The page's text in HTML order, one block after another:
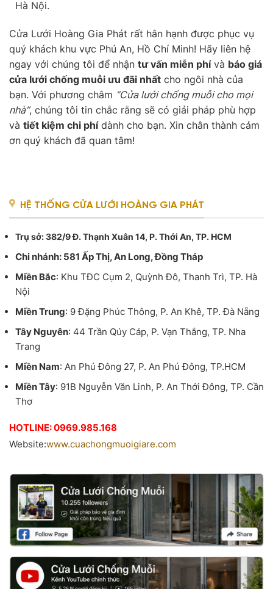
Hà Nội.
Cửa Lưới Hoàng Gia Phát rất hân hạnh được phục vụ
quý khách khu vực Phú An, Hồ Chí Minh! Hãy liên hệ
ngay với chúng tôi để nhận tư vấn miễn phívà báo giá
cửa lưới chống muỗi ưu đãi nhất cho ngôi nhà của
bạn. Với phương châm “Cửa lưới chống muỗi cho mọi
nhà”, chúng tôi tin chắc rằng sẽ có giải pháp phù hợp
và tiết kiệm chi phídành cho bạn. Xin chân thành cảm
ơn quý khách đã quan tâm!
HỆ THỐNG CỬA LƯỚI HOÀNG GIA PHÁT
Trụ sở: 382/9 Đ. Thạnh Xuân 14, P. Thới An, TP. HCM
Chi nhánh: 581 Ấp Thị, An Long, Đồng Tháp
Miền Bắc: Khu TĐC Cụm 2, Quỳnh Đô, Thanh Trì, TP. Hà
Nội
Miền Trung: 9 Đặng Phúc Thông, P. An Khê, TP. Đà Nẵng
Tây Nguyên: 44 Trần Qúy Cáp, P. Vạn Thắng, TP. Nha
Trang
Miền Nam: An Phú Đông 27, P. An Phú Đông, TP.HCM
Miền Tây: 91B Nguyễn Văn Linh, P. An Thới Đông, TP. Cần
Thơ
HOTLINE: 0969.985.168
Website:www.cuachongmuoigiare.com